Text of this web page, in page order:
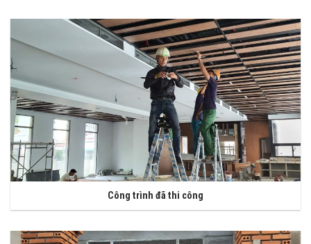
Công trình đã thi công